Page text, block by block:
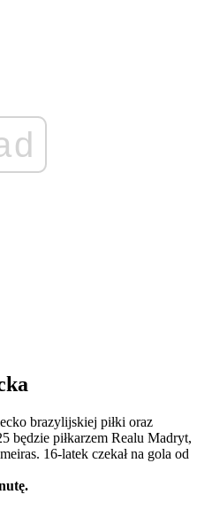
brazylijskiej piłki oraz
będzie piłkarzem Realu Madryt,
16-latek czekał na gola od